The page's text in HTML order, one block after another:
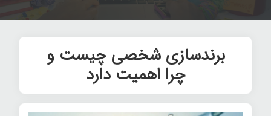
برندسازی شخصی چیست و
چرا اهمیت دارد